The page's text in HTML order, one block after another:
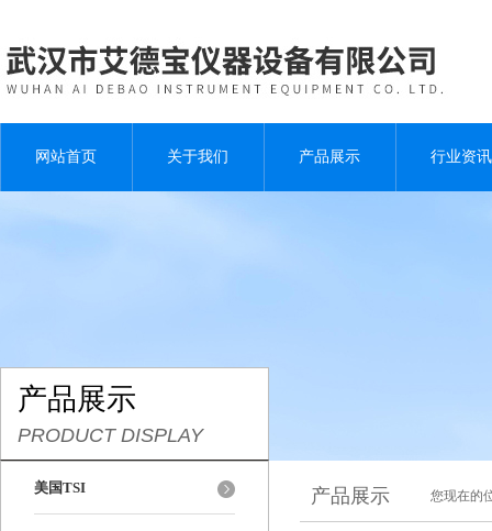
网站首页 关于我们 产品展示 行业资讯
产品展示
PRODUCT DISPLAY
美国TSI 产品展示 您现在的